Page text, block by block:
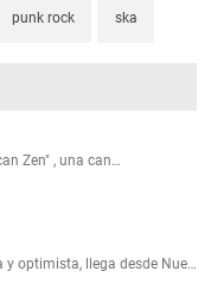
punk rock ska
Zen" , una can…
optimista, llega desde Nue…